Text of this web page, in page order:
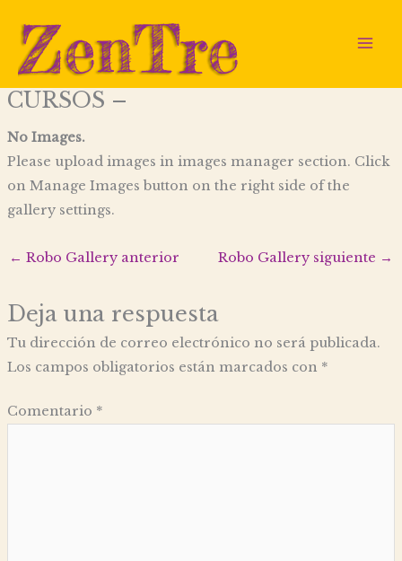
contenido
CURSOS –
No Images.
Please upload images in images manager section. Click
on Manage Images button on the right side of the
gallery settings.
← Robo Gallery anterior Robo Gallery siguiente →
Deja una respuesta
Tu dirección de correo electrónico no será publicada.
Los campos obligatorios están marcados con *
Comentario *